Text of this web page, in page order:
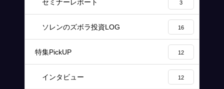
セミナーレポート 3
ソレンのズボラ投資LOG 16
特集PickUP 12
インタビュー 12